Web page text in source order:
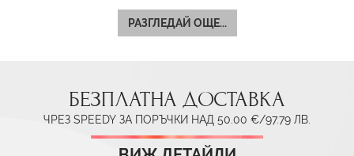
РАЗГЛЕДАЙ ОЩЕ...
БЕЗПЛАТНА ДОСТАВКА
ЧРЕЗ SPEEDY ЗА ПОРЪЧКИ НАД 50.00 €/97.79 ЛВ.